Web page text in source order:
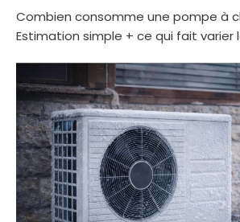
Combien consomme une pompe à
Estimation simple + ce qui fait varier